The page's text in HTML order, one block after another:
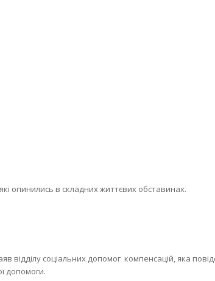
опинились в складних життєвих обставинах.
відділу соціальних допомог компенсацій, яка
допомоги.